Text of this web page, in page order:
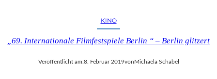
I
“
KINO
„69. Internationale Filmfestspiele Berlin “ – Berlin glitzert
Veröffentlicht am:8. Februar 2019von Michaela Schabel